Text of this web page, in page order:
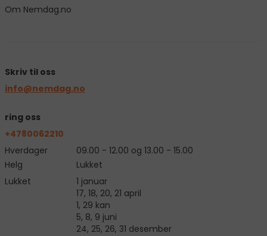
Om Nemdag.no
Skriv til oss
info@nemdag.no
ring oss
+4780062210
Hverdager
09.00 - 12.00 og 13.00 - 15.00
Helg
Lukket
Lukket
1 januar
17, 18, 20, 21 april
1, 29 kan
5, 8, 9 juni
24, 25, 26, 31 desember